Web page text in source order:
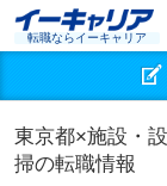
転職ならイーキャリア
東京都×施設・
掃の転職情報